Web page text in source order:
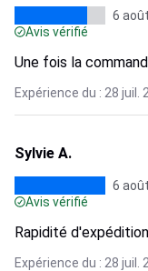
6
Avis vérifié
Une fois la
Expérience du : 28 juil.
Sylvie A.
6
Avis vérifié
Rapidité
Expérience du : 28 juil.